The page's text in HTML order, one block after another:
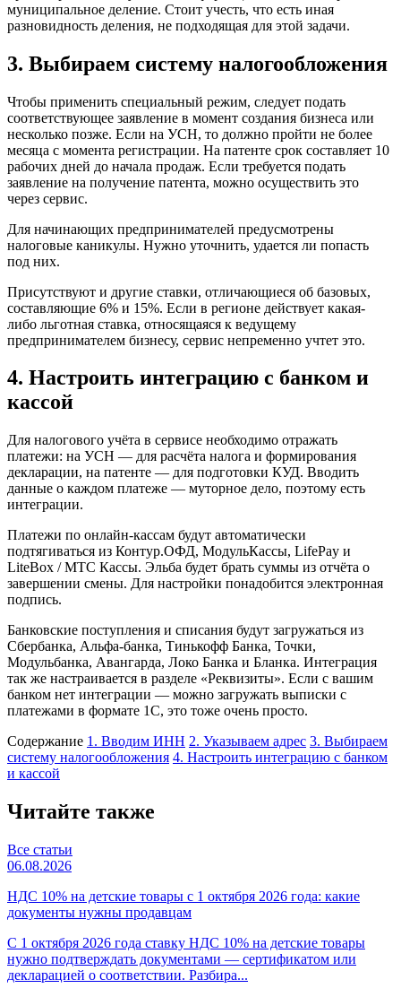
муниципальное деление. Стоит учесть, что есть иная
разновидность деления, не подходящая для этой задачи.
3. Выбираем систему налогообложения
Чтобы применить специальный режим, следует подать
соответствующее заявление в момент создания бизнеса или
несколько позже. Если на УСН, то должно пройти не более
месяца с момента регистрации. На патенте срок составляет 10
рабочих дней до начала продаж. Если требуется подать
заявление на получение патента, можно осуществить это
через сервис.
Для начинающих предпринимателей предусмотрены
налоговые каникулы. Нужно уточнить, удается ли попасть
под них.
Присутствуют и другие ставки, отличающиеся об базовых,
составляющие 6% и 15%. Если в регионе действует какая-
либо льготная ставка, относящаяся к ведущему
предпринимателем бизнесу, сервис непременно учтет это.
4. Настроить интеграцию с банком и
кассой
Для налогового учёта в сервисе необходимо отражать
платежи: на УСН — для расчёта налога и формирования
декларации, на патенте — для подготовки КУД. Вводить
данные о каждом платеже — муторное дело, поэтому есть
интеграции.
Платежи по онлайн-кассам будут автоматически
подтягиваться из Контур.ОФД, МодульКассы, LifePay и
LiteBox / МТС Кассы. Эльба будет брать суммы из отчёта о
завершении смены. Для настройки понадобится электронная
подпись.
Банковские поступления и списания будут загружаться из
Сбербанка, Альфа-банка, Тинькофф Банка, Точки,
Модульбанка, Авангарда, Локо Банка и Бланка. Интеграция
так же настраивается в разделе «Реквизиты». Если с вашим
банком нет интеграции — можно загружать выписки с
платежами в формате 1С, это тоже очень просто.
Содержание 1. Вводим ИНН 2. Указываем адрес 3. Выбираем
систему налогообложения 4. Настроить интеграцию с банком
и кассой
Читайте также
Все статьи
06.08.2026
НДС 10% на детские товары с 1 октября 2026 года: какие
документы нужны продавцам
С 1 октября 2026 года ставку НДС 10% на детские товары
нужно подтверждать документами — сертификатом или
декларацией о соответствии. Разбира...